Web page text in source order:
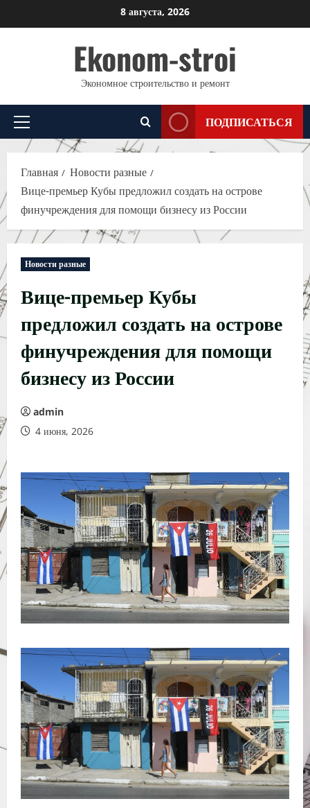
к
8 августа, 2026
Ekonom-stroi
Экономное строительство и ремонт
Основное
меню
ПОДПИСАТЬСЯ
Главная
Новости разные
Вице-премьер Кубы предложил создать на острове
финучреждения для помощи бизнесу из России
Новости разные
Вице-премьер Кубы
предложил создать на острове
финучреждения для помощи
бизнесу из России
admin
4 июня, 2026